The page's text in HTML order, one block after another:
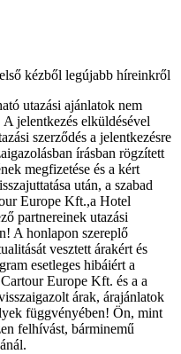
kézből legújabb híreinkről
utazási ajánlatok nem
jelentkezés elküldésével
szerződés a jelentkezésre
írásban rögzített
megfizetése és a kért
után, a szabad
Europe Kft.,a Hotel
partnereinek utazási
A honlapon szereplő
vesztett árakért és
esetleges hibáiért a
Europe Kft. és a a
árak, árajánlatok
függvényében! Ön, mint
felhívást, bárminemű